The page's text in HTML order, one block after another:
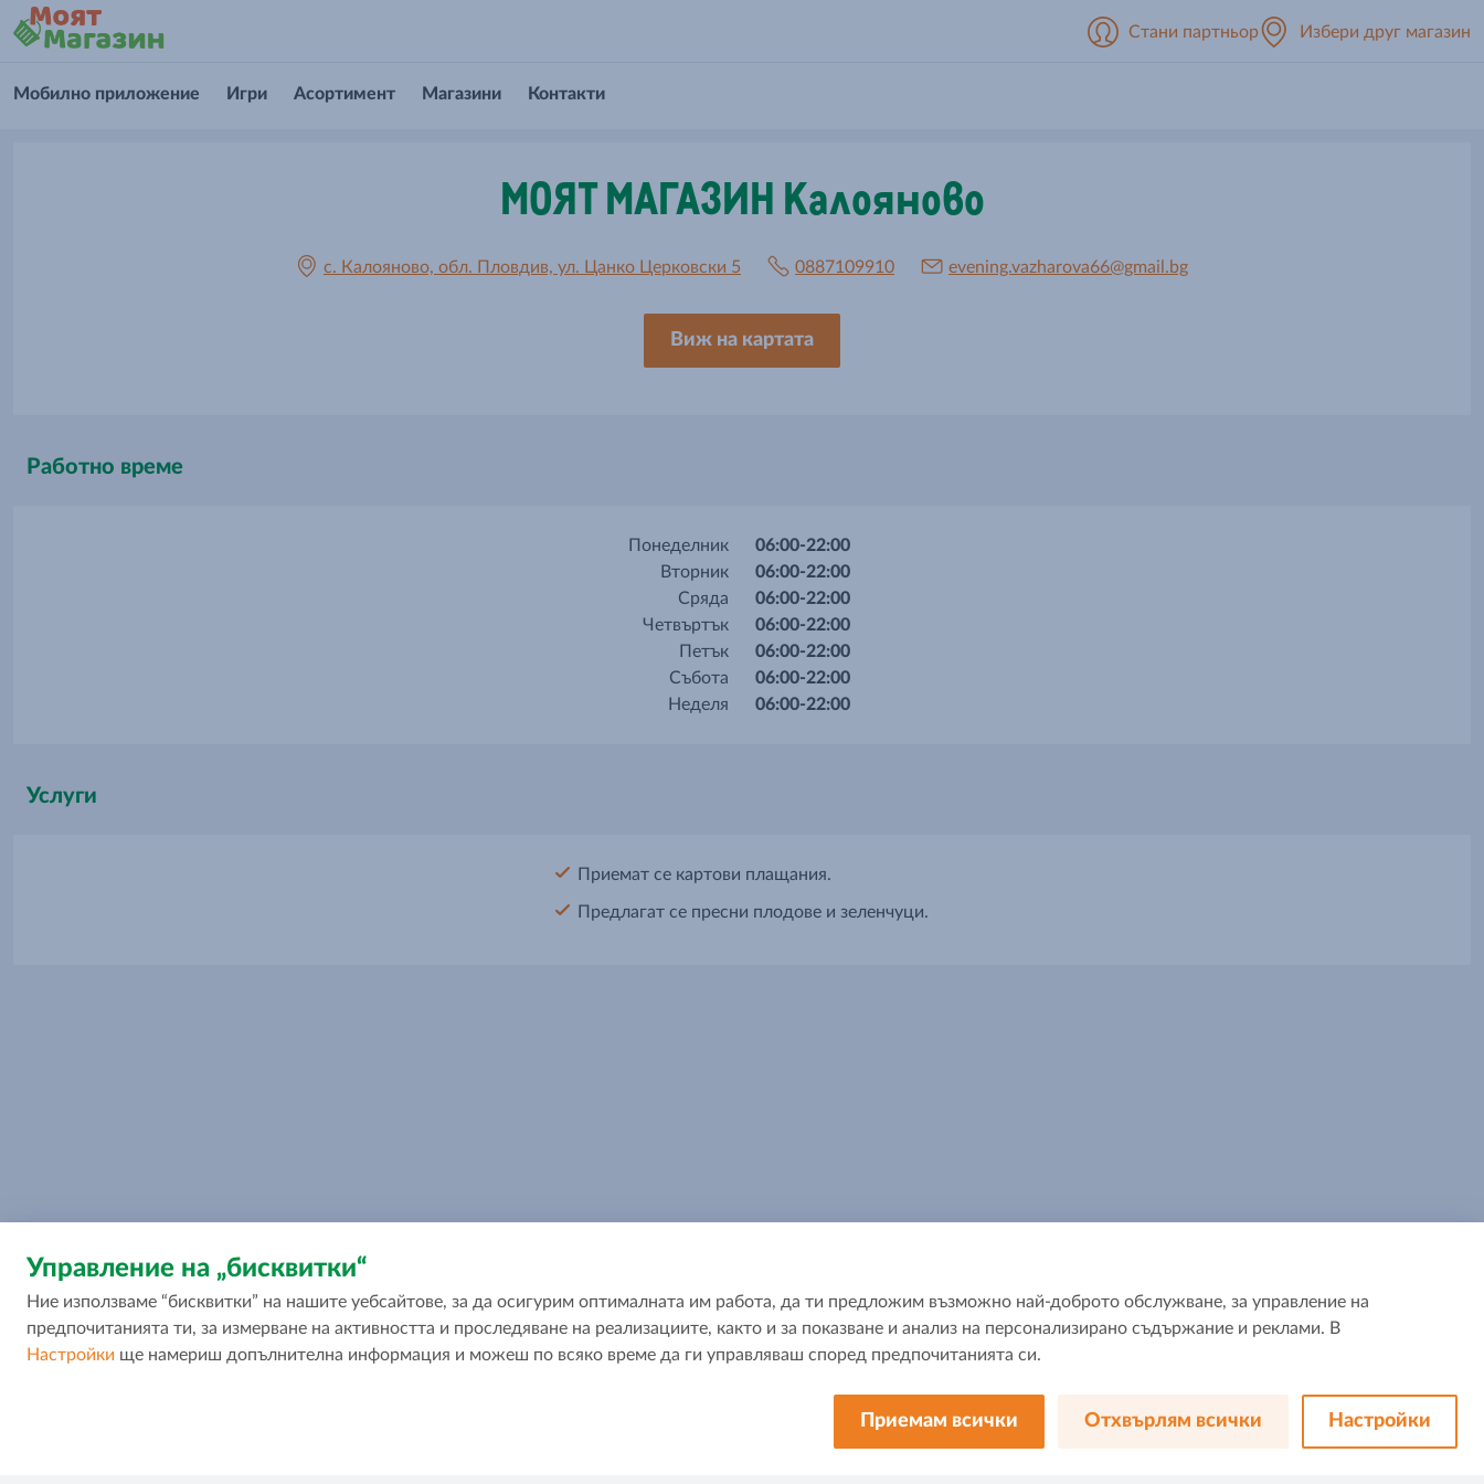
Стани партньор Избери друг магазин
Мобилно приложение Игри Асортимент Магазини Контакти
МОЯТ МАГАЗИН Калояново
с. Калояново, обл. Пловдив, ул. Цанко Церковски 5 0887109910 evening.vazharova66@gmail.bg
Виж на картата
Работно време
Понеделник
Вторник
Сряда
Четвъртък
Петък
Събота
Неделя
06:00-22:00
06:00-22:00
06:00-22:00
06:00-22:00
06:00-22:00
06:00-22:00
06:00-22:00
Услуги
Приемат се картови плащания.
Предлагат се пресни плодове и зеленчуци.
Управление на „бисквитки“
Ние използваме “бисквитки” на нашите уебсайтове, за да осигурим оптималната им работа, да ти предложим възможно най-доброто обслужване, за управление на
предпочитанията ти, за измерване на активността и проследяване на реализациите, както и за показване и анализ на персонализирано съдържание и реклами. В
Настройки ще намериш допълнителна информация и можеш по всяко време да ги управляваш според предпочитанията си.
Приемам всички Отхвърлям всички Настройки
За МЕТРО